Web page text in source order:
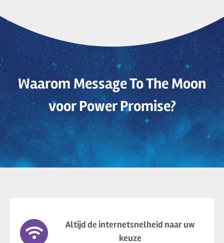
Waarom Message To The Moon
voor Power Promise?
Altijd de internetsnelheid naar uw
keuze